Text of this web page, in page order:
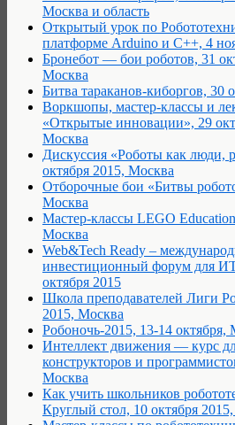
Москва и область
Открытый урок по
платформе Arduino и С++, 4
Бронебот — бои роботов, 31
Москва
Битва тараканов-киборгов, 30
Воркшопы, мастер-классы и
«Открытые инновации», 29
Москва
Дискуссия «Роботы как люди,
октября 2015, Москва
Отборочные бои «Битвы
Москва
Мастер-классы LEGO
Москва
Web&Tech Ready –
инвестиционный форум для
октября 2015
Школа преподавателей Лиги
2015, Москва
Робоночь-2015, 13-14 октября,
Интеллект движения — курс
конструкторов и
Москва
Как учить школьников
Круглый стол, 10 октября